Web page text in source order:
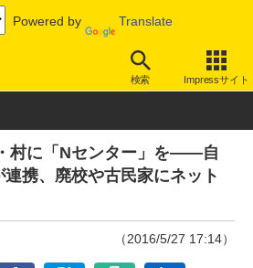
Powered by Translate
検索 Impressサイト
ク 教育
村に「Nセンター」を――自
携、廃校や古民家にネット
（2016/5/27 17:14）